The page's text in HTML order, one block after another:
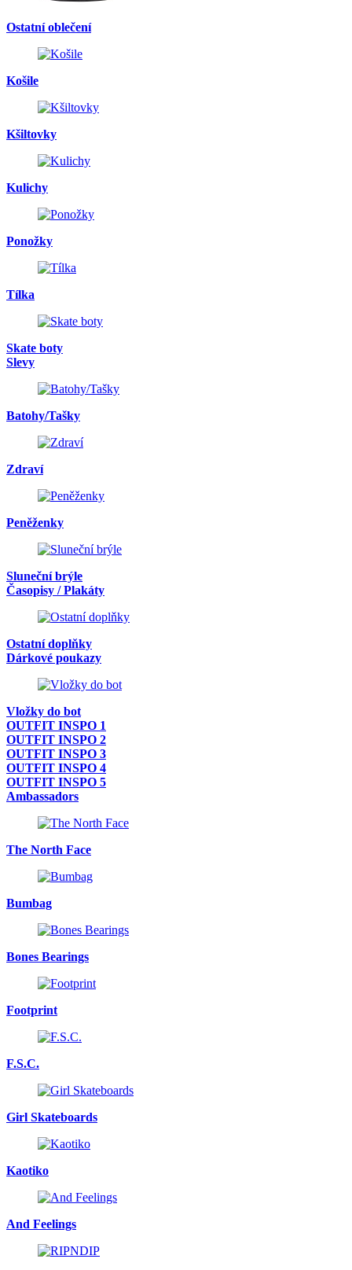
Ostatní oblečení
Košile
Kšiltovky
Kulichy
Ponožky
Tílka
Skate boty
Slevy
Batohy/Tašky
Zdraví
Peněženky
Sluneční brýle
Časopisy / Plakáty
Ostatní doplňky
Dárkové poukazy
Vložky do bot
OUTFIT INSPO 1
OUTFIT INSPO 2
OUTFIT INSPO 3
OUTFIT INSPO 4
OUTFIT INSPO 5
Ambassadors
The North Face
Bumbag
Bones Bearings
Footprint
F.S.C.
Girl Skateboards
Kaotiko
And Feelings